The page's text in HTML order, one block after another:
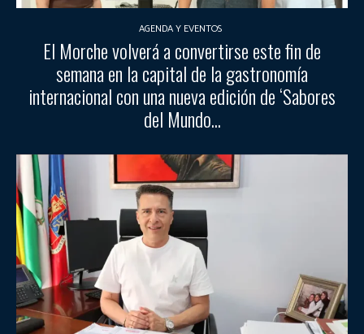
AGENDA Y EVENTOS
El Morche volverá a convertirse este fin de
semana en la capital de la gastronomía
internacional con una nueva edición de ‘Sabores
del Mundo...